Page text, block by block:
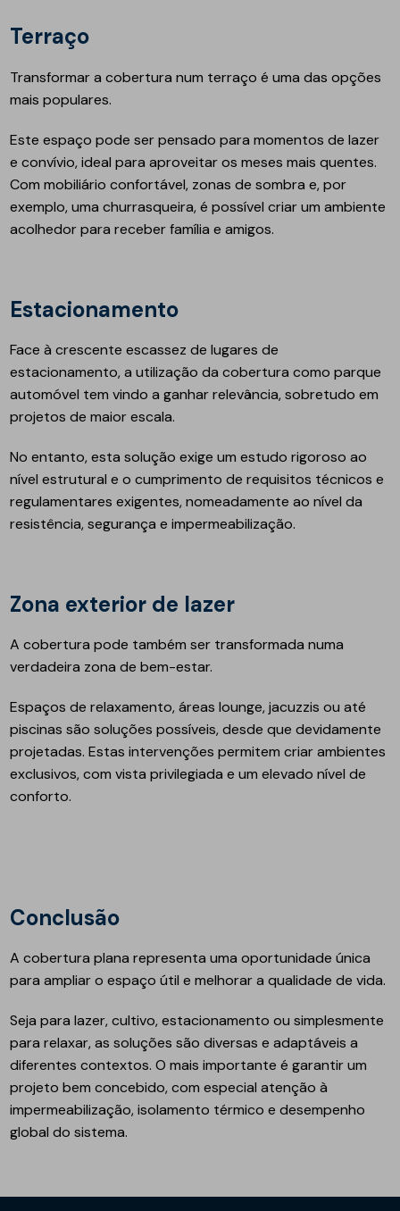
Terraço
Transformar a cobertura num terraço é uma das opções
mais populares.
Este espaço pode ser pensado para momentos de lazer
e convívio, ideal para aproveitar os meses mais quentes.
Com mobiliário confortável, zonas de sombra e, por
exemplo, uma churrasqueira, é possível criar um ambiente
acolhedor para receber família e amigos.
Estacionamento
Face à crescente escassez de lugares de
estacionamento, a utilização da cobertura como parque
automóvel tem vindo a ganhar relevância, sobretudo em
projetos de maior escala.
No entanto, esta solução exige um estudo rigoroso ao
nível estrutural e o cumprimento de requisitos técnicos e
regulamentares exigentes, nomeadamente ao nível da
resistência, segurança e impermeabilização.
Zona exterior de lazer
A cobertura pode também ser transformada numa
verdadeira zona de bem-estar.
Espaços de relaxamento, áreas lounge, jacuzzis ou até
piscinas são soluções possíveis, desde que devidamente
projetadas. Estas intervenções permitem criar ambientes
exclusivos, com vista privilegiada e um elevado nível de
conforto.
Conclusão
A cobertura plana representa uma oportunidade única
para ampliar o espaço útil e melhorar a qualidade de vida.
Seja para lazer, cultivo, estacionamento ou simplesmente
para relaxar, as soluções são diversas e adaptáveis a
diferentes contextos. O mais importante é garantir um
projeto bem concebido, com especial atenção à
impermeabilização, isolamento térmico e desempenho
global do sistema.